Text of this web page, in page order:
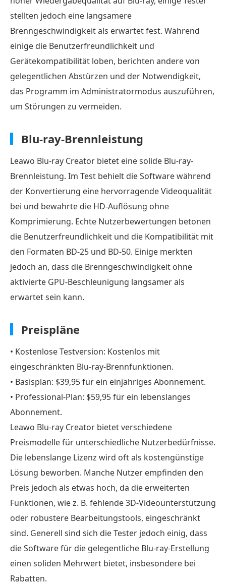
stellten jedoch eine langsamere
Brenngeschwindigkeit als erwartet fest. Während
einige die Benutzerfreundlichkeit und
Gerätekompatibilität loben, berichten andere von
gelegentlichen Abstürzen und der Notwendigkeit,
das Programm im Administratormodus auszuführen,
um Störungen zu vermeiden.
Blu-ray-Brennleistung
Leawo Blu-ray Creator bietet eine solide Blu-ray-
Brennleistung. Im Test behielt die Software während
der Konvertierung eine hervorragende Videoqualität
bei und bewahrte die HD-Auflösung ohne
Komprimierung. Echte Nutzerbewertungen betonen
die Benutzerfreundlichkeit und die Kompatibilität mit
den Formaten BD-25 und BD-50. Einige merkten
jedoch an, dass die Brenngeschwindigkeit ohne
aktivierte GPU-Beschleunigung langsamer als
erwartet sein kann.
Preispläne
• Kostenlose Testversion: Kostenlos mit
eingeschränkten Blu-ray-Brennfunktionen.
• Basisplan: $39,95 für ein einjähriges Abonnement.
• Professional-Plan: $59,95 für ein lebenslanges
Abonnement.
Leawo Blu-ray Creator bietet verschiedene
Preismodelle für unterschiedliche Nutzerbedürfnisse.
Die lebenslange Lizenz wird oft als kostengünstige
Lösung beworben. Manche Nutzer empfinden den
Preis jedoch als etwas hoch, da die erweiterten
Funktionen, wie z. B. fehlende 3D-Videounterstützung
oder robustere Bearbeitungstools, eingeschränkt
sind. Generell sind sich die Tester jedoch einig, dass
die Software für die gelegentliche Blu-ray-Erstellung
einen soliden Mehrwert bietet, insbesondere bei
Rabatten.